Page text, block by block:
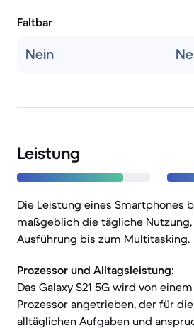
Faltbar
Nein
Leistung
Die Leistung eines Smartphones
maßgeblich die tägliche
Ausführung bis zum Multitasking.
Prozessor und Alltagsleistung:
Das Galaxy S21 5G wird von
Prozessor angetrieben, der für
alltäglichen Aufgaben und